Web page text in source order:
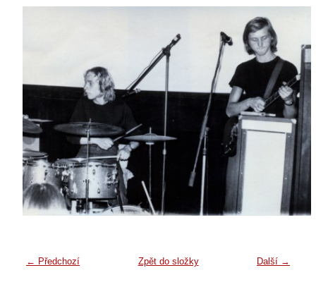
← Předchozí Další →
Zpět do složky